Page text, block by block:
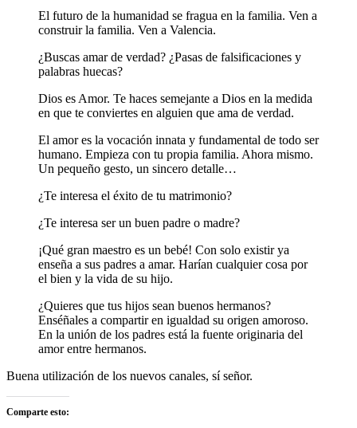
El futuro de la humanidad se fragua en la familia. Ven a
construir la familia. Ven a Valencia.
¿Buscas amar de verdad? ¿Pasas de falsificaciones y
palabras huecas?
Dios es Amor. Te haces semejante a Dios en la medida
en que te conviertes en alguien que ama de verdad.
El amor es la vocación innata y fundamental de todo ser
humano. Empieza con tu propia familia. Ahora mismo.
Un pequeño gesto, un sincero detalle…
¿Te interesa el éxito de tu matrimonio?
¿Te interesa ser un buen padre o madre?
¡Qué gran maestro es un bebé! Con solo existir ya
enseña a sus padres a amar. Harían cualquier cosa por
el bien y la vida de su hijo.
¿Quieres que tus hijos sean buenos hermanos?
Enséñales a compartir en igualdad su origen amoroso.
En la unión de los padres está la fuente originaria del
amor entre hermanos.
Buena utilización de los nuevos canales, sí señor.
Comparte esto: